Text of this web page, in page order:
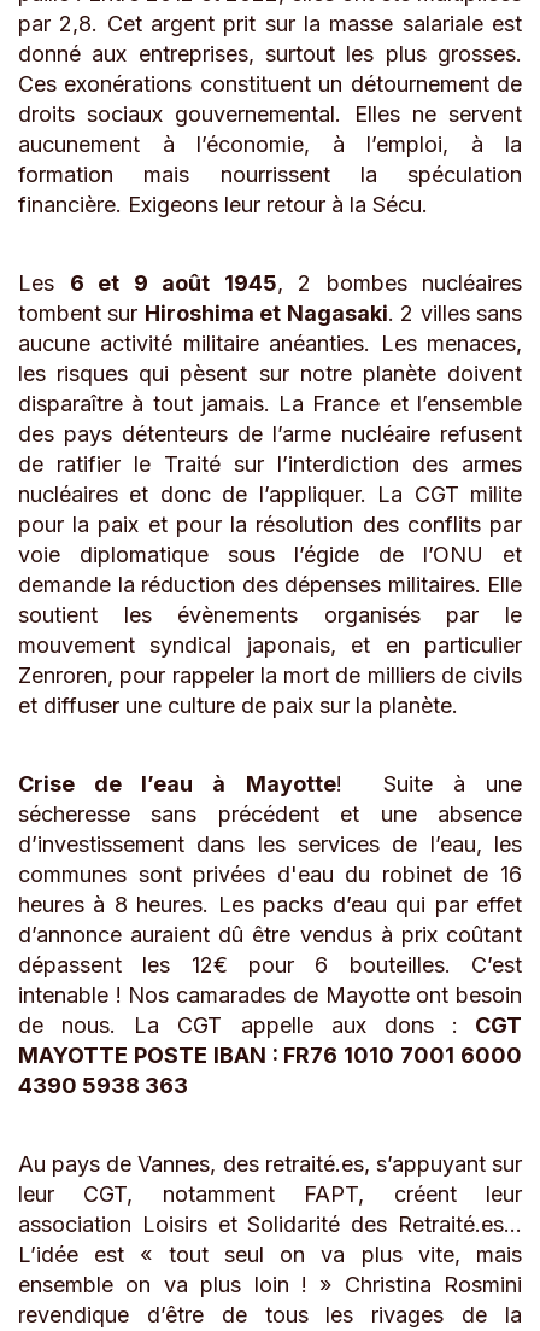
par 2,8. Cet argent prit sur la masse salariale est
donné aux entreprises, surtout les plus grosses.
Ces exonérations constituent un détournement de
droits sociaux gouvernemental. Elles ne servent
aucunement à l’économie, à l’emploi, à la
formation mais nourrissent la spéculation
financière. Exigeons leur retour à la Sécu.
Les 6 et 9 août 1945, 2 bombes nucléaires
tombent sur Hiroshima et Nagasaki. 2 villes sans
aucune activité militaire anéanties. Les menaces,
les risques qui pèsent sur notre planète doivent
disparaître à tout jamais. La France et l’ensemble
des pays détenteurs de l’arme nucléaire refusent
de ratifier le Traité sur l’interdiction des armes
nucléaires et donc de l’appliquer. La CGT milite
pour la paix et pour la résolution des conflits par
voie diplomatique sous l’égide de l’ONU et
demande la réduction des dépenses militaires. Elle
soutient les évènements organisés par le
mouvement syndical japonais, et en particulier
Zenroren, pour rappeler la mort de milliers de civils
et diffuser une culture de paix sur la planète.
Crise de l’eau à Mayotte! Suite à une
sécheresse sans précédent et une absence
d’investissement dans les services de l’eau, les
communes sont privées d'eau du robinet de 16
heures à 8 heures. Les packs d’eau qui par effet
d’annonce auraient dû être vendus à prix coûtant
dépassent les 12€ pour 6 bouteilles. C’est
intenable ! Nos camarades de Mayotte ont besoin
de nous. La CGT appelle aux dons : CGT
MAYOTTE POSTE IBAN : FR76 1010 7001 6000
4390 5938 363
Au pays de Vannes, des retraité.es, s’appuyant sur
leur CGT, notamment FAPT, créent leur
association Loisirs et Solidarité des Retraité.es…
L’idée est « tout seul on va plus vite, mais
ensemble on va plus loin ! » Christina Rosmini
revendique d’être de tous les rivages de la